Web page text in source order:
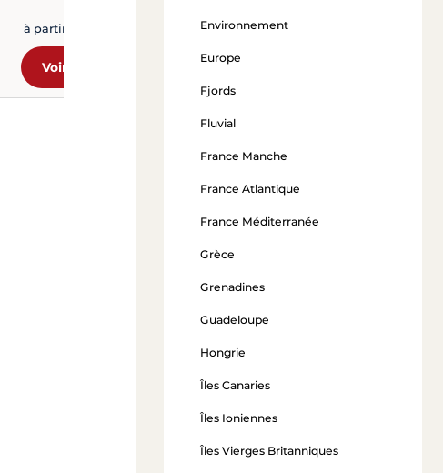
à partir de 1 202 €
Voir l'offre
Environnement
Europe
Fjords
Fluvial
France Manche
France Atlantique
France Méditerranée
Grèce
Grenadines
Guadeloupe
Hongrie
Îles Canaries
Îles Ioniennes
Îles Vierges Britanniques